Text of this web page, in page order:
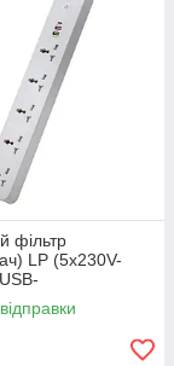
фільтр
LP (5x230V-
1xType-C
18W)